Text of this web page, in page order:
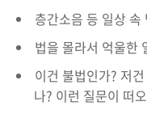
층간소음 등 일상
법을 몰라서 억울한
이건 불법인가? 저
나? 이런 질문이 떠